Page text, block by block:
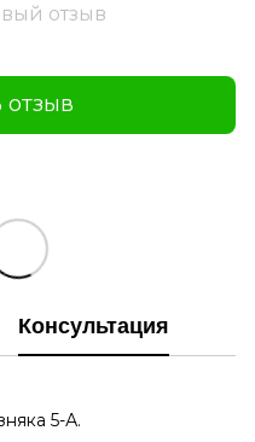
отзыв
отзыв
Консультация
5-А.